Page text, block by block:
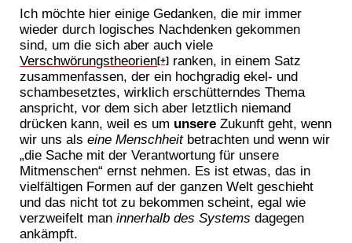
Ich möchte hier einige Gedanken, die mir immer
wieder durch logisches Nachdenken gekommen
sind, um die sich aber auch viele
Verschwörungstheorien[+] ranken, in einem Satz
zusammenfassen, der ein hochgradig ekel- und
schambesetztes, wirklich erschütterndes Thema
anspricht, vor dem sich aber letztlich niemand
drücken kann, weil es um unsere Zukunft geht, wenn
wir uns alseine Menschheitbetrachten und wenn wir
„die Sache mit der Verantwortung für unsere
Mitmenschen“ ernst nehmen. Es ist etwas, das in
vielfältigen Formen auf der ganzen Welt geschieht
und das nicht tot zu bekommen scheint, egal wie
verzweifelt maninnerhalb des Systems dagegen
ankämpft.